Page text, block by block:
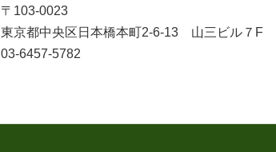
〒103-0023
東京都中央区日本橋本町2-6-13 山三ビル７F
03-6457-5782